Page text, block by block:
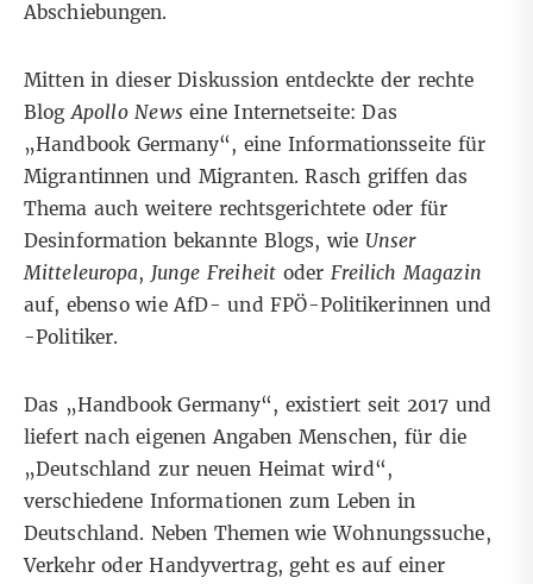
Abschiebungen.
Mitten in dieser Diskussion entdeckte der rechte
BlogApollo News eine Internetseite: Das
„Handbook Germany“, eine Informationsseite für
Migrantinnen und Migranten. Rasch griffen das
Thema auch weitere rechtsgerichtete oder für
Desinformation bekannte Blogs, wie Unser
Mitteleuropa, Junge Freiheitoder Freilich Magazin
auf, ebenso wie AfD- undFPÖ-Politikerinnen und
-Politiker.
Das „Handbook Germany“, existiert seit 2017 und
liefert nach eigenen Angaben Menschen, für die
„Deutschland zur neuen Heimat wird“,
verschiedene Informationen zum Leben in
Deutschland. Neben Themen wie Wohnungssuche,
Verkehr oder Handyvertrag, geht es auf einer